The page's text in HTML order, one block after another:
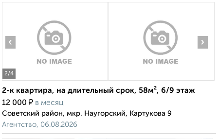
2/4
‹ ›
2-к квартира, на длительный срок, 58м², 6/9 этаж
12 000 ₽ в месяц
Советский район, мкр. Наугорский, Картукова 9
Агентство, 06.08.2026